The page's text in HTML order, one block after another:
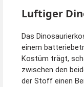
Luftiger
Das
einem
Kostüm trägt,
zwischen den
der Stoff einen